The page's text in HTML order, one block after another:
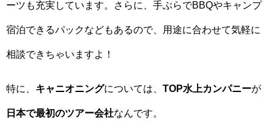
ーツも充実しています。さらに、手ぶらでBBQやキャンプ
宿泊できるパックなどもあるので、用途に合わせて気軽に
相談できちゃいますよ！
特に、 キャニオニングについては、 TOP水上カンパニーが
日本で最初のツアー会社なんです。